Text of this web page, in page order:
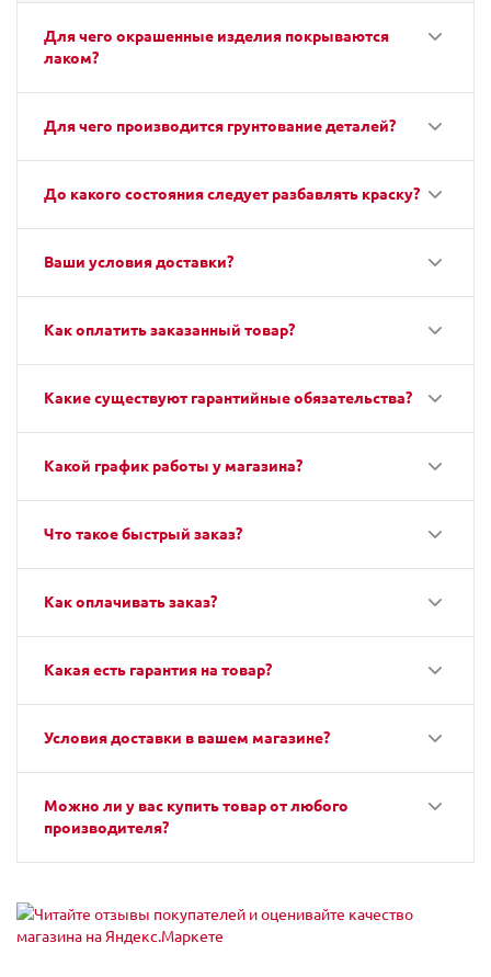
Для чего окрашенные изделия покрываются
лаком?
Для чего производится грунтование деталей?
До какого состояния следует разбавлять краску?
Ваши условия доставки?
Как оплатить заказанный товар?
Какие существуют гарантийные обязательства?
Какой график работы у магазина?
Что такое быстрый заказ?
Как оплачивать заказ?
Какая есть гарантия на товар?
Условия доставки в вашем магазине?
Можно ли у вас купить товар от любого
производителя?